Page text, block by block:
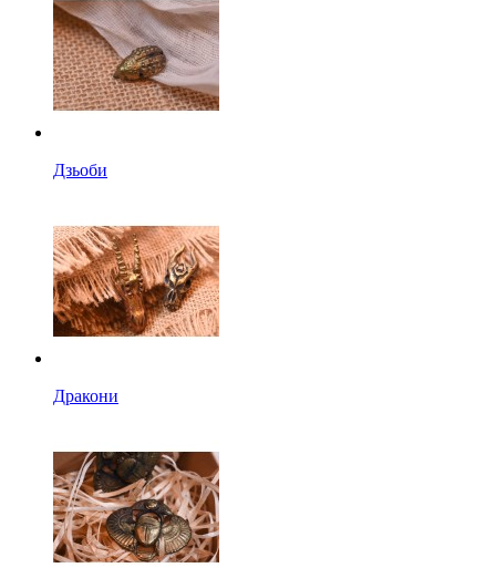
Дзьоби
Дракони